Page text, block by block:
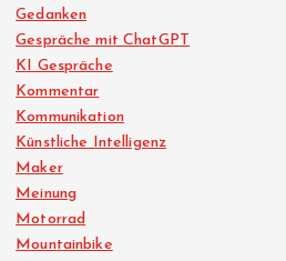
Gedanken
Gespräche mit ChatGPT
KI Gespräche
Kommentar
Kommunikation
Künstliche Intelligenz
Maker
Meinung
Motorrad
Mountainbike